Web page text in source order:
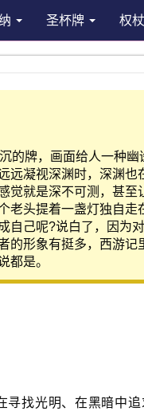
圣杯牌 权
的牌，画面给人一种幽
远凝视深渊时，深渊也
觉就是深不可测，甚至
老头提着一盏灯独自走
自己呢?说白了，因为
的形象有挺多，西游记
都是。
找光明、在黑暗中